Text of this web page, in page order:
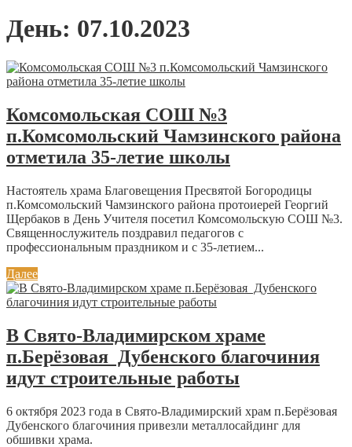
День: 07.10.2023
Комсомольская СОШ №3
п.Комсомольский Чамзинского района
отметила 35-летие школы
Настоятель храма Благовещения Пресвятой Богородицы
п.Комсомольский Чамзинского района протоиерей Георгий
Щербаков в День Учителя посетил Комсомольскую СОШ №3.
Священнослужитель поздравил педагогов с
профессиональным праздником и с 35-летием...
Далее
В Свято-Владимирском храме
п.Берёзовая Дубенского благочиния
идут строительные работы
6 октября 2023 года в Свято-Владимирский храм п.Берёзовая
Дубенского благочиния привезли металлосайдинг для
обшивки храма.